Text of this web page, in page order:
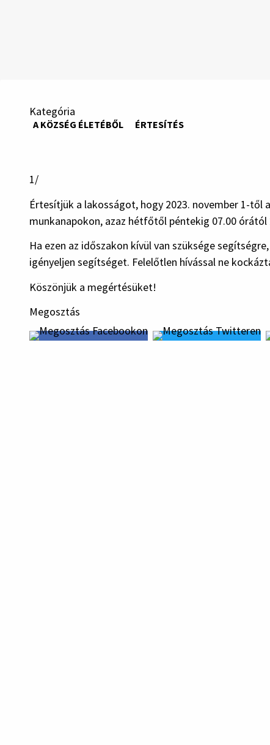
Kategória
A KÖZSÉG ÉLETÉBŐL ÉRTESÍTÉS
1/
Értesítjük a lakosságot, hogy 2023. november 1-
munkanapokon, azaz hétfőtől péntekig 07.00 órától
Ha ezen az időszakon kívül van szüksége
igényeljen segítséget. Felelőtlen hívással ne
Köszönjük a megértésüket!
Megosztás